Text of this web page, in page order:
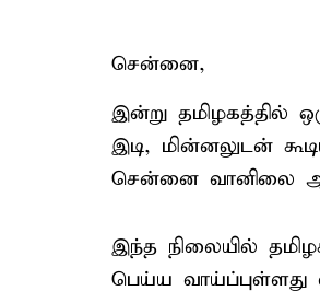
சென்னை,
இன்று தமிழகத்தில்
இடி, மின்னலுடன்
சென்னை வானிலை
இந்த நிலையில்
பெய்ய வாய்ப்புள்ளது